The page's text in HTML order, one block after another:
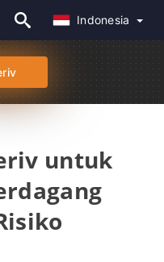
Indonesia
untuk